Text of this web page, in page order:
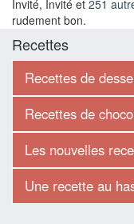
Invité, Invité et 251
rudement bon.
Recettes
Recettes de
Recettes de
Les nouvelles
Une recette au